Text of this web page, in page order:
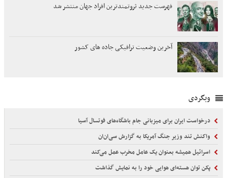
فهرست جدید ثروتمندترین افراد جهان منتشر شد
آخرین وضعیت ترافیکی جاده های کشور
وبگردی
درخواست ایران برای میزبانی جام باشگاه‌های فوتسال آسیا
واکنش تند وزیر جنگ آمریکا به گزارش سی‌ان‌ان
اسرائیل همیشه بعنوان یک عامل مخرب عمل می‌کند
پکن توان هسته‌ای هوایی خود را به نمایش گذاشت